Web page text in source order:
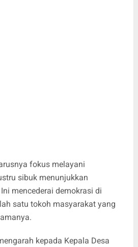
fokus melayani
sibuk menunjukkan
mencederai demokrasi di
satu tokoh masyarakat yang
kepada Kepala Desa